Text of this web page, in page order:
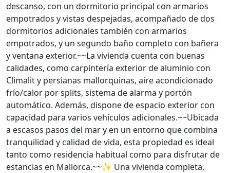
descanso, con un dormitorio principal con armarios
empotrados y vistas despejadas, acompañado de dos
dormitorios adicionales también con armarios
empotrados, y un segundo baño completo con bañera
y ventana exterior.~~La vivienda cuenta con buenas
calidades, como carpintería exterior de aluminio con
Climalit y persianas mallorquinas, aire acondicionado
frío/calor por splits, sistema de alarma y portón
automático. Además, dispone de espacio exterior con
capacidad para varios vehículos adicionales.~~Ubicada
a escasos pasos del mar y en un entorno que combina
tranquilidad y calidad de vida, esta propiedad es ideal
tanto como residencia habitual como para disfrutar de
estancias en Mallorca.~~✨ Una vivienda completa,